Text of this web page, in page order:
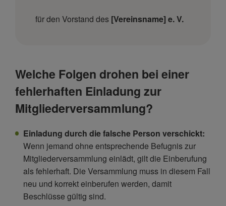
für den Vorstand des [Vereinsname] e. V.
Welche Folgen drohen bei einer
fehlerhaften Einladung zur
Mitgliederversammlung?
Einladung durch die falsche Person verschickt:
Wenn jemand ohne entsprechende Befugnis zur
Mitgliederversammlung einlädt, gilt die Einberufung
als fehlerhaft. Die Versammlung muss in diesem Fall
neu und korrekt einberufen werden, damit
Beschlüsse gültig sind.